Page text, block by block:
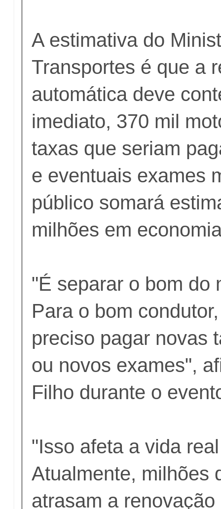
A estimativa do
Transportes é que a
automática deve
imediato, 370 mil
taxas que seriam
e eventuais exames
público somará
milhões em
"É separar o bom do
Para o bom
preciso pagar novas
ou novos exames",
Filho durante o
"Isso afeta a vida
Atualmente, milhões
atrasam a